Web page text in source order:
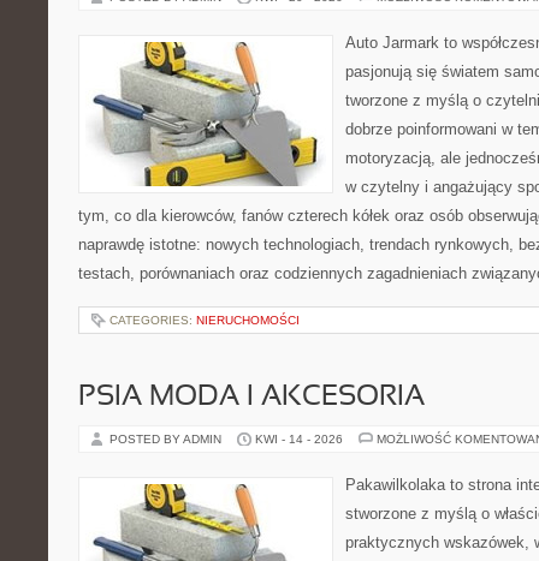
Auto Jarmark to
pasjonują się światem
tworzone z myślą o
dobrze poinformowani w
motoryzacją, ale
w czytelny i angażujący
tym, co dla kierowców, fanów czterech kółek oraz osób
naprawdę istotne: nowych technologiach, trendach rynkowych,
testach, porównaniach oraz codziennych zagadnieniach
CATEGORIES: NIERUCHOMOŚCI
PSIA MODA I AKCESORIA
POSTED BY ADMIN KWI - 14 - 2026 MOŻLIWOŚĆ
Pakawilkolaka to strona
stworzone z myślą o
praktycznych wskazówek,